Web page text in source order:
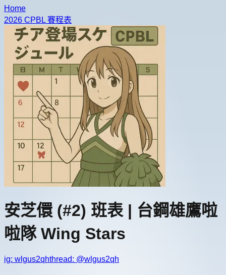
Home
2026 CPBL 賽程表
安芝儇 (#2) 班表 | 台鋼雄鷹啦
啦隊 Wing Stars
ig: wlgus2qhthread: @wlgus2qh